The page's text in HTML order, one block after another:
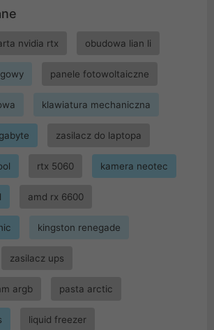
nvidia rtx obudowa lian li
panele fotowoltaiczne
klawiatura mechaniczna
zasilacz do laptopa
rtx 5060 kamera neotec
amd rx 6600
kingston renegade
zasilacz ups
argb pasta arctic
liquid freezer